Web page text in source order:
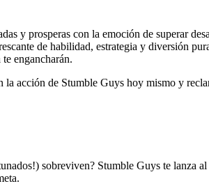
y prosperas con la emoción de superar
de habilidad, estrategia y diversión
engancharán.
la acción de Stumble Guys hoy mismo y
sobreviven? Stumble Guys te